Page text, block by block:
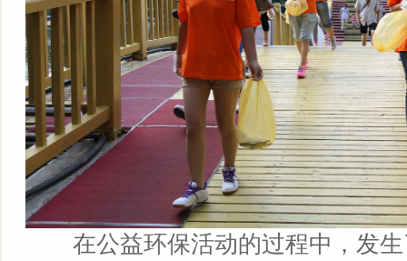
在公益环保活动的过程中，发生